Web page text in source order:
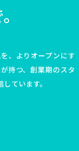
、よりオープンにす
持つ、創業期のスタ
ています。